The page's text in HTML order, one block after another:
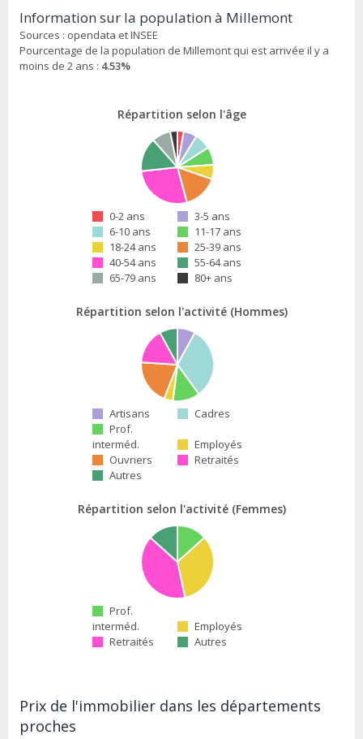
Information sur la population à Millemont
Sources : opendata et INSEE
Pourcentage de la population de Millemont qui est arrivée il y a
moins de 2 ans : 4.53%
Répartition selon l'âge
0-2 ans
3-5 ans
6-10 ans
11-17 ans
18-24 ans
25-39 ans
40-54 ans
55-64 ans
65-79 ans
80+ ans
Répartition selon l'activité (Hommes)
Artisans
Cadres
Prof.
interméd.
Employés
Ouvriers
Retraités
Autres
Répartition selon l'activité (Femmes)
Prof.
interméd.
Employés
Retraités
Autres
Prix de l'immobilier dans les départements
proches